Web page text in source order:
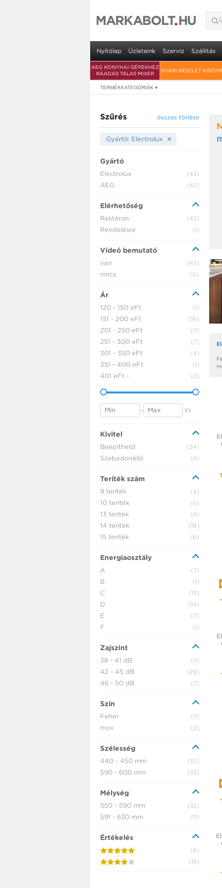
Nyitólap Üzleteink Szerviz Szállítás
AEG KONYHAI GÉPEKHEZ
RÁADÁS TÁLAS MIXER
NYÁRI KÉSZLET
TERMÉKKATEGÓRIÁK ▾
Szűrés összes törlése
Gyártó: Electrolux ×
Gyártó
Electrolux
(43)
AEG
(42)
Elérhetőség
Raktáron
(42)
Rendelésre
(1)
Videó bemutató
van
(43)
nincs
(0)
Ár
120 - 150 eFt
(1)
151 - 200 eFt
(16)
201 - 250 eFt
(11)
251 - 300 eFt
(7)
301 - 350 eFt
(4)
351 - 400 eFt
(1)
401 eFt -
(2)
– Ft
Kivitel
Beépíthető
(34)
Szabadonálló
(9)
Teríték szám
9 teríték
(4)
10 teríték
(6)
13 teríték
(9)
14 teríték
(18)
15 teríték
(6)
Energiaosztály
A
(7)
B
(1)
C
(13)
D
(14)
E
(7)
F
(1)
Zajszint
38 - 41 dB
(5)
42 - 45 dB
(29)
46 - 50 dB
(7)
Szín
Fehér
(7)
Inox
(2)
Szélesség
440 - 450 mm
(10)
590 - 600 mm
(33)
Mélység
550 - 590 mm
(32)
591 - 630 mm
(11)
Értékelés
(8)
(15)